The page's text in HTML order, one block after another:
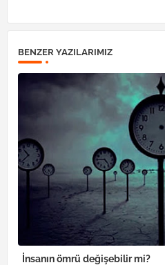
BENZER YAZILARIMIZ
İnsanın ömrü değişebilir mi?